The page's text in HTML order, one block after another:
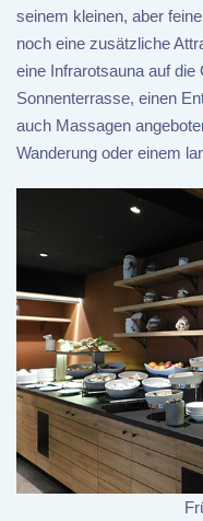
seinem kleinen, aber
noch eine zusätzliche
eine Infrarotsauna auf die
Sonnenterrasse, einen
auch Massagen
Wanderung oder einem